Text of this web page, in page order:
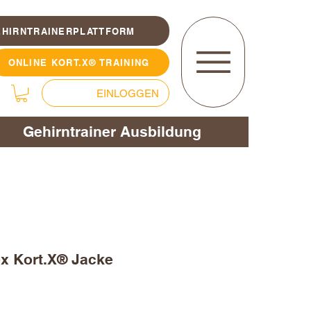
ONLINE KORT.X® TRAINING
EINLOGGEN
Gehirntrainer Ausbildung
Kort.X® Jacke